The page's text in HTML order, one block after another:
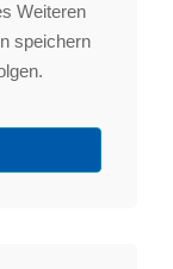
Weiteren
speichern